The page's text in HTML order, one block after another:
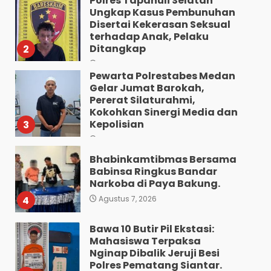
2
Ungkap Kasus Pembunuhan
Disertai Kekerasan Seksual
terhadap Anak, Pelaku
Ditangkap
3
Pewarta Polrestabes Medan
Gelar Jumat Barokah,
Pererat Silaturahmi,
Kokohkan Sinergi Media dan
Kepolisian
4
Bhabinkamtibmas Bersama
Babinsa Ringkus Bandar
Narkoba di Paya Bakung.
Agustus 7, 2026
Bawa 10 Butir Pil Ekstasi:
Mahasiswa Terpaksa
Nginap Dibalik Jeruji Besi
Polres Pematang Siantar.